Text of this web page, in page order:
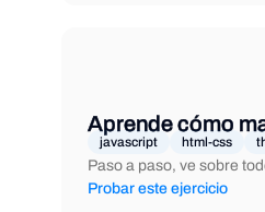
Aprende cómo
javascript html-css
Paso a paso, ve sobre
Probar este ejercicio